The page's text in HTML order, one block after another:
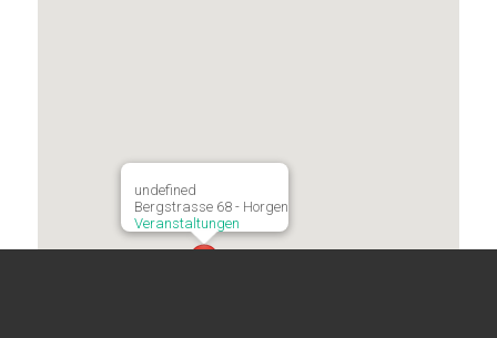
undefined
Bergstrasse 68 - Horgen
Veranstaltungen